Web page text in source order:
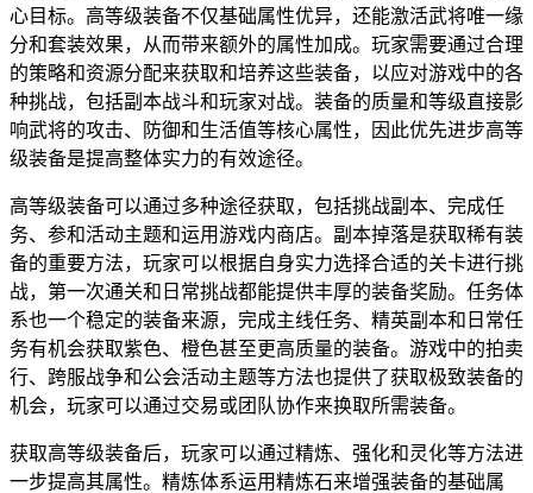
心目标。高等级装备不仅基础属性优异，还能激活武将唯一缘
分和套装效果，从而带来额外的属性加成。玩家需要通过合理
的策略和资源分配来获取和培养这些装备，以应对游戏中的各
种挑战，包括副本战斗和玩家对战。装备的质量和等级直接影
响武将的攻击、防御和生活值等核心属性，因此优先进步高等
级装备是提高整体实力的有效途径。
高等级装备可以通过多种途径获取，包括挑战副本、完成任
务、参和活动主题和运用游戏内商店。副本掉落是获取稀有装
备的重要方法，玩家可以根据自身实力选择合适的关卡进行挑
战，第一次通关和日常挑战都能提供丰厚的装备奖励。任务体
系也一个稳定的装备来源，完成主线任务、精英副本和日常任
务有机会获取紫色、橙色甚至更高质量的装备。游戏中的拍卖
行、跨服战争和公会活动主题等方法也提供了获取极致装备的
机会，玩家可以通过交易或团队协作来换取所需装备。
获取高等级装备后，玩家可以通过精炼、强化和灵化等方法进
一步提高其属性。精炼体系运用精炼石来增强装备的基础属